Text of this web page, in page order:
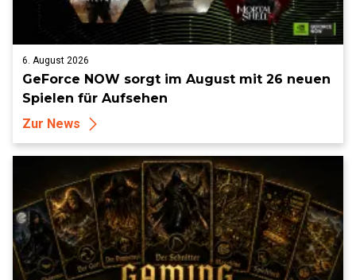
6. August 2026
GeForce NOW sorgt im August mit 26 neuen
Spielen für Aufsehen
Zur News